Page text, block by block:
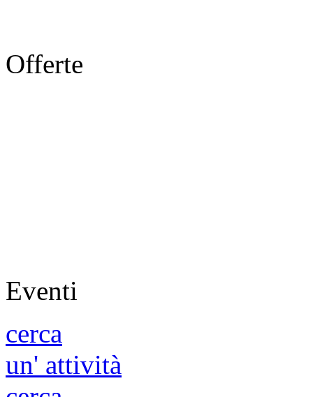
Offerte
Eventi
cerca
un' attività